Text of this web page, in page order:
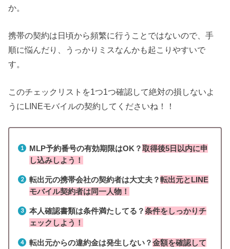
か。
携帯の契約は日頃から頻繁に行うことではないので、手
順に悩んだり、うっかりミスなんかも起こりやすいで
す。
このチェックリストを1つ1つ確認して絶対の損しないよ
うにLINEモバイルの契約してくださいね！！
MLP予約番号の有効期限はOK？取得後5日以内に申
し込みしよう！
転出元の携帯会社の契約者は大丈夫？転出元とLINE
モバイル契約者は同一人物！
本人確認書類は条件満たしてる？条件をしっかりチ
ェックしよう！
転出元からの違約金は発生しない？金額を確認して